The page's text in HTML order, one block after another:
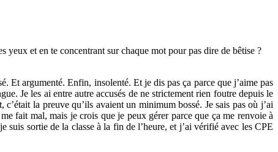
yeux et en te concentrant sur chaque mot pour pas dire de bêtise ?
Et argumenté. Enfin, insolenté. Et je dis pas ça parce que j’aime pas
Je les ai entre autre accusés de ne strictement rien foutre depuis le
la preuve qu’ils avaient un minimum bossé. Je sais pas où j’ai
fait mal, mais je crois que je peux gérer parce que ça me renvoie à
sortie de la classe à la fin de l’heure, et j’ai vérifié avec les CPE